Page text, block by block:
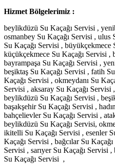
Hizmet Bölgelerimiz :
beylikdüzü Su Kaçağı Servisi ,
osmanbey Su Kaçağı Servisi , ulus
Su Kaçağı Servisi , büyükçekmece
küçükçekmece Su Kaçağı Servisi ,
bayrampaşa Su Kaçağı Servisi ,
beşiktaş Su Kaçağı Servisi , fatih
Kaçağı Servisi , okmeydanı Su
Servisi , aksaray Su Kaçağı Servisi
beylikdüzü Su Kaçağı Servisi ,
başakşehir Su Kaçağı Servisi ,
bahçelievler Su Kaçağı Servisi ,
beylikdüzü Su Kaçağı Servisi,
ikitelli Su Kaçağı Servisi , esenler
Kaçağı Servisi , bağcılar Su
Servisi , sarıyer Su Kaçağı Servisi
Su Kaçağı Servisi ,